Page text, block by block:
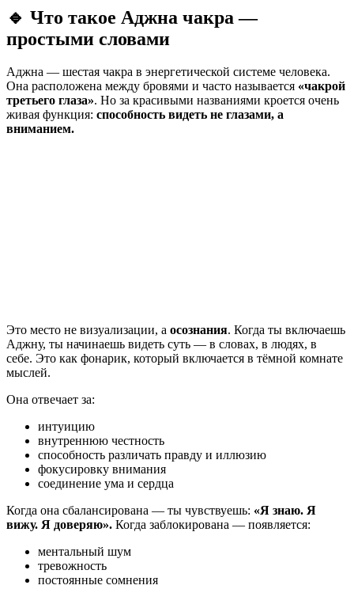
🔹 Что такое Аджна чакра —
простыми словами
Аджна — шестая чакра в энергетической системе человека.
Она расположена между бровями и часто называется «чакрой
третьего глаза». Но за красивыми названиями кроется очень
живая функция: способность видеть не глазами, а
вниманием.
Это место не визуализации, а осознания. Когда ты включаешь
Аджну, ты начинаешь видеть суть — в словах, в людях, в
себе. Это как фонарик, который включается в тёмной комнате
мыслей.
Она отвечает за:
интуицию
внутреннюю честность
способность различать правду и иллюзию
фокусировку внимания
соединение ума и сердца
Когда она сбалансирована — ты чувствуешь: «Я знаю. Я
вижу. Я доверяю». Когда заблокирована — появляется:
ментальный шум
тревожность
постоянные сомнения